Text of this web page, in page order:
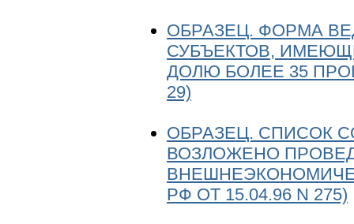
ОБРАЗЕЦ. ФОРМА
СУБЪЕКТОВ,
ДОЛЮ БОЛЕЕ 35
29)
ОБРАЗЕЦ. СПИСОК
ВОЗЛОЖЕНО
РФ ОТ 15.04.96 N 275)